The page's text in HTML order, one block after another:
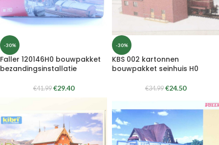
-30%
Faller 120146H0 bouwpakket
bezandingsinstallatie
€41.99 €29.40
-30%
KBS 002 kartonnen
bouwpakket seinhuis H0
€34.99 €24.50